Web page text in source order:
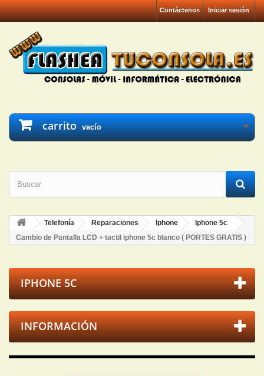
Iniciar sesión
Contáctenos
carrito vacío
Telefonía Reparaciones Iphone
Iphone 5c
Cambio de Pantalla LCD + tactil iphone 5c blanco ( PORTES GRATIS )
IPHONE 5C
INFORMACIÓN